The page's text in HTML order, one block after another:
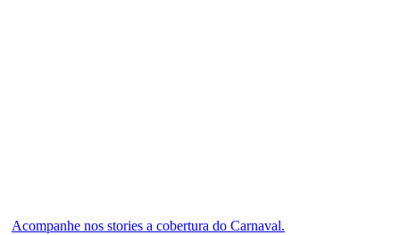
Acompanhe nos stories a cobertura do Carnaval.